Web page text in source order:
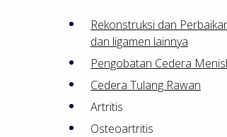
Rekonstruksi dan
dan ligamen lainnya
Pengobatan Cedera
Cedera Tulang Rawan
Artritis
Osteoartritis